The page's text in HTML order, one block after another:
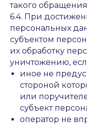
такого
6.4. При
персональных
субъектом
их обработку
уничтожению,
иное не
стороной
или
субъект
оператор не